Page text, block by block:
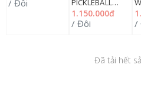
Promax PR-PI89
/ Đôi
Động Lực
JOGARBOLA
1.150.000đ
/ Đôi /
Đã tải hết